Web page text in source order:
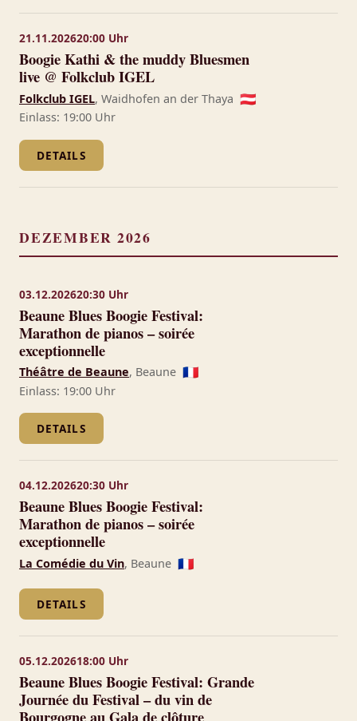
21.11.202620:00 Uhr
Boogie Kathi & the muddy Bluesmen
live @ Folkclub IGEL
Folkclub IGEL, Waidhofen an der Thaya 🇦🇹
Einlass: 19:00 Uhr
DETAILS
DEZEMBER 2026
03.12.202620:30 Uhr
Beaune Blues Boogie Festival:
Marathon de pianos – soirée
exceptionnelle
Théâtre de Beaune, Beaune 🇫🇷
Einlass: 19:00 Uhr
DETAILS
04.12.202620:30 Uhr
Beaune Blues Boogie Festival:
Marathon de pianos – soirée
exceptionnelle
La Comédie du Vin, Beaune 🇫🇷
DETAILS
05.12.202618:00 Uhr
Beaune Blues Boogie Festival: Grande
Journée du Festival – du vin de
Bourgogne au Gala de clôture